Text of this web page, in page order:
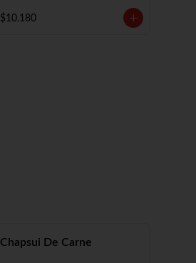
$10.180
Chapsui De Carne